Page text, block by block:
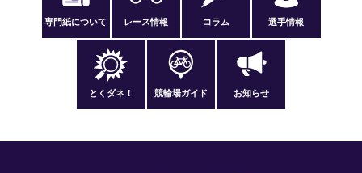
専門紙について レース情報 コラム 選手情報
とくダネ！ 競輪場ガイド お知らせ